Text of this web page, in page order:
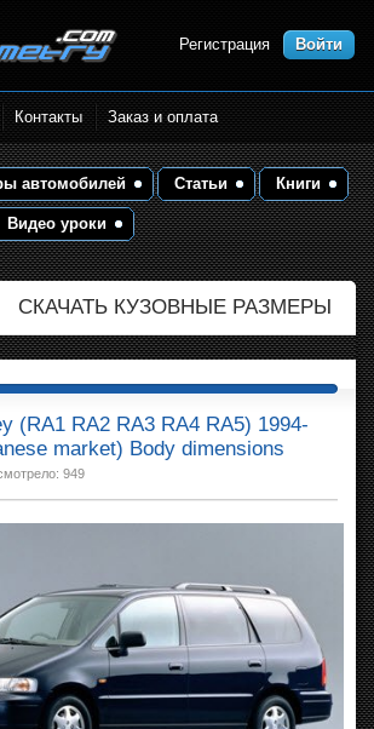
и кузовные
кузова
Регистрация Войти
Контакты Заказ и оплата
автомобилей Статьи Книги
Видео уроки
СКАЧАТЬ КУЗОВНЫЕ РАЗМЕРЫ
(RA1 RA2 RA3 RA4 RA5) 1994-
market) Body dimensions
949